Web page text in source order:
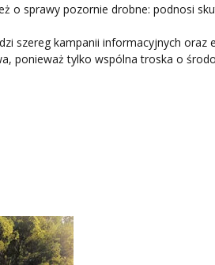
o sprawy pozornie drobne: podnosi
szereg kampanii informacyjnych oraz
ponieważ tylko wspólna troska o